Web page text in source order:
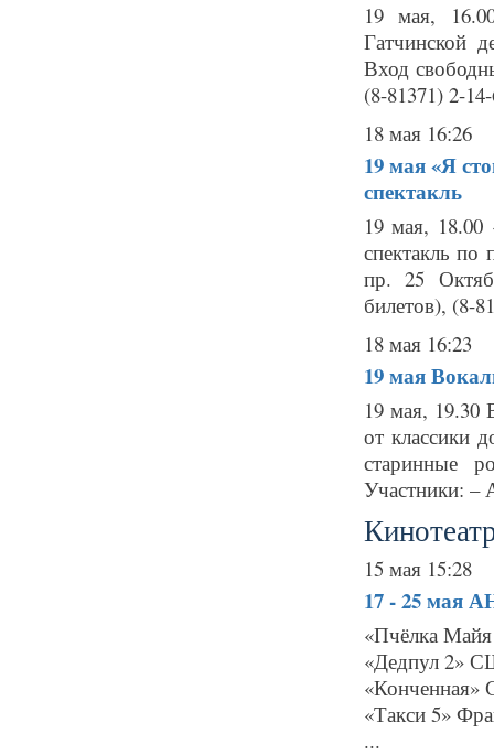
19 мая,
Гатчинской
Вход
(8-81371) 2-
18 мая 16:26
19 мая«Я
спектакль
19 мая,
спектакль по
пр. 25
билетов), (8-
18 мая 16:23
19 мая
19 мая, 19.30
от классики
старинные
Участники: –
15 мая 15:28
17 - 25 мая
«Пчёлка
«Дедпул 2»
«Такси 5»
...